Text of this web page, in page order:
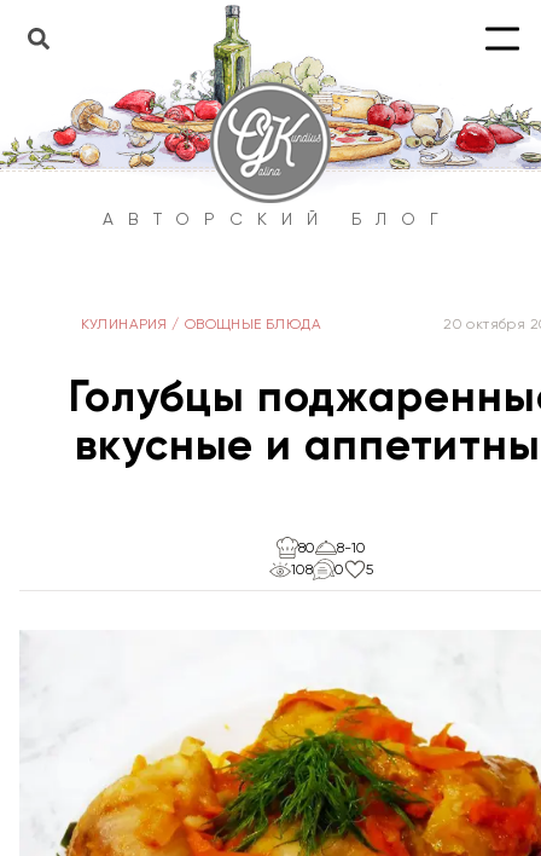
АВТОРСКИЙ БЛОГ
КУЛИНАРИЯ / ОВОЩНЫЕ БЛЮДА 20 октября
Голубцы
вкусные и
80
8-10
108
0 5